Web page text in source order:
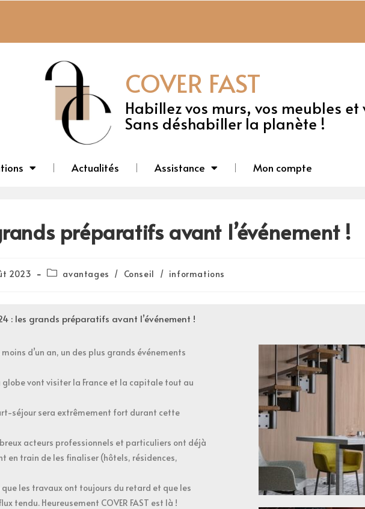
COVER FAST
Habillez vos murs, vos meubles
Sans déshabiller la planète !
Actualités Assistance Mon compte
préparatifs avant l’événement !
2023 avantages / Conseil / informations
: les grands préparatifs avant l’événement !
d’un an, un des plus grands événements
globe vont visiter la France et la capitale tout au
séjour sera extrêmement fort durant cette
acteurs professionnels et particuliers ont déjà
en train de les finaliser (hôtels, résidences,
les travaux ont toujours du retard et que les
tendu. Heureusement COVER FAST est là !